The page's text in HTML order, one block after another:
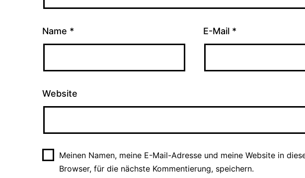
Name * E-Mail *
Website
Meinen Namen, meine E-Mail-Adresse und meine Website in
Browser, für die nächste Kommentierung, speichern.